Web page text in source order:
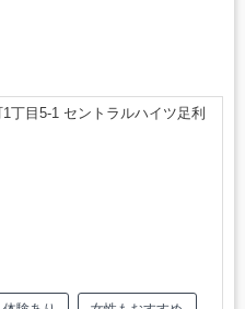
丁目5-1 セントラルハイツ足利